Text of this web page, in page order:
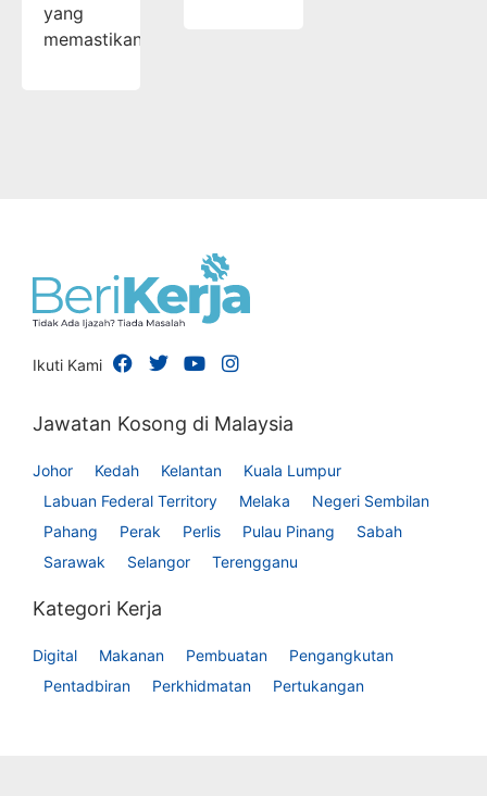
yang
memastikan…
Ikuti Kami
Jawatan Kosong di Malaysia
Johor Kedah Kelantan
Kuala Lumpur
Labuan Federal Territory
Melaka
Negeri Sembilan
Pahang
Perak Perlis Pulau Pinang
Sabah
Sarawak
Selangor Terengganu
Kategori Kerja
Digital Makanan Pembuatan
Pengangkutan
Pentadbiran
Perkhidmatan Pertukangan